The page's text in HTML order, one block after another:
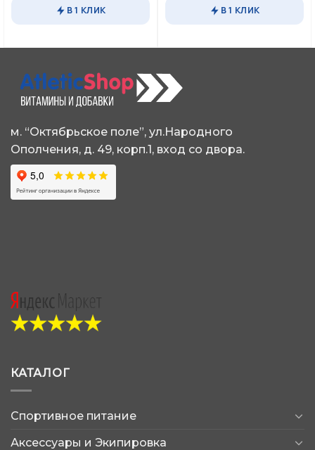
несколько
Опции
выбрать
на
странице
В 1 КЛИК
несколько
Опции
выбрать
на
В 1 КЛИК
м. “Октябрьское поле”, ул.Народного
Ополчения, д. 49, корп.1, вход со двора.
КАТАЛОГ
Спортивное питание
Аксессуары и Экипировка